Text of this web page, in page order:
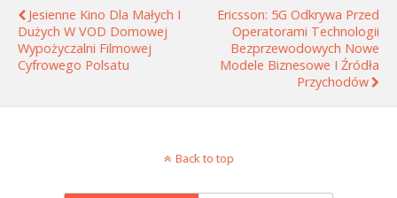
Jesienne Kino Dla Małych I
Dużych W VOD Domowej
Wypożyczalni Filmowej
Cyfrowego Polsatu
Ericsson: 5G Odkrywa Przed
Operatorami Technologii
Bezprzewodowych Nowe
Modele Biznesowe I Źródła
Przychodów
Back to top